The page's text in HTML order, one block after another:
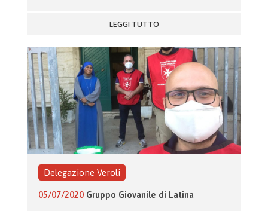
LEGGI TUTTO
Delegazione Veroli
05/07/2020 Gruppo Giovanile di Latina